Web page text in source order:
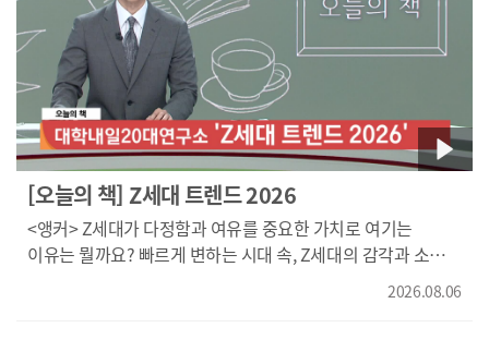
간염이 8%, 과도한 음주가 16% 그리고 최근에 급격히
증가하고 있는 대사 이상 지방간 질환이 약 12%를 차지하고
있습니다. 이런 다양한 원인에 의해서 간의 손상과 염증이
반복되면 정상 간세포의 파괴가 일어나고 재생이 이루어지는
과정에서 간암이 발생할 수 있습니다. 간암은 특별한 증상 없이
진행되는 경우가 많아서 정기검진이 중요한데요. 대부분의
암은 조직검사로 진단이 가능하지만 간세포암종은 B형, C형
간염이나 간경변증과 같은 고위험군에서 조영증강, CT나
MRI에서 특징적인 소견이 보인다면 진단할 수 있습니다. 정상
간은 간 동맥, 간 문맥이라는 두 개의 혈관에서 혈류 공급을
받는데 간세포암종은 간동맥이 발달된 반면, 간문맥을 통한
[오늘의 책] Z세대 트렌드 2026
<앵커> Z세대가 다정함과 여유를 중요한 가치로 여기는
이유는 뭘까요? 빠르게 변하는 시대 속, Z세대의 감각과 소비,
2026.08.06